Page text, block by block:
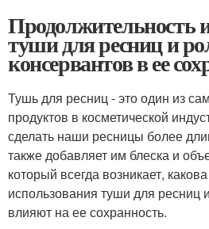
Продолжительность
туши для ресниц и
консервантов в ее
Тушь для ресниц - это один из
продуктов в косметической
сделать наши ресницы более
также добавляет им блеска и
который всегда возникает,
использования туши для ресниц
влияют на ее сохранность.